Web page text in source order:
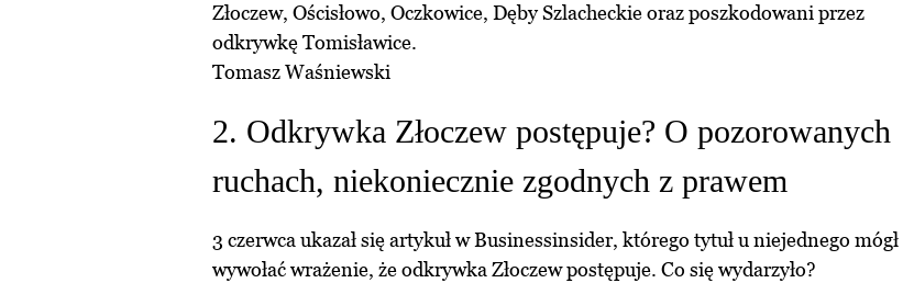
Złoczew, Ościsłowo, Oczkowice, Dęby Szlacheckie oraz poszkodowani przez
odkrywkę Tomisławice.
Tomasz Waśniewski
2. Odkrywka Złoczew postępuje? O pozorowanych
ruchach, niekoniecznie zgodnych z prawem
3 czerwca ukazał się artykuł w Businessinsider, którego tytuł u niejednego mógł
wywołać wrażenie, że odkrywka Złoczew postępuje. Co się wydarzyło?